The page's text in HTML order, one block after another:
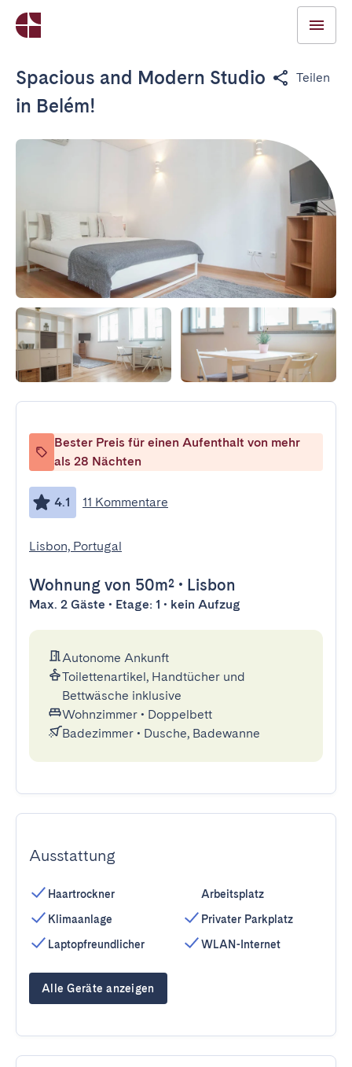
Spacious and Modern Studio
in Belém!
Teilen
Bester Preis für einen Aufenthalt von mehr
als 28 Nächten
4.1 11 Kommentare
Lisbon, Portugal
Wohnung von 50m² • Lisbon
Max. 2 Gäste • Etage: 1 • kein Aufzug
Autonome Ankunft
Toilettenartikel, Handtücher und
Bettwäsche inklusive
Wohnzimmer • Doppelbett
Badezimmer • Dusche, Badewanne
Ausstattung
Haartrockner
Klimaanlage
Laptopfreundlicher
Arbeitsplatz
Privater Parkplatz
WLAN-Internet
Alle Geräte anzeigen